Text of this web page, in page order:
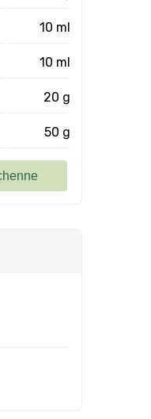
10 ml
10 ml
20 g
50 g